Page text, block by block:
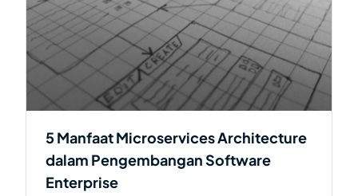
5 Manfaat Microservices Architecture
dalam Pengembangan Software
Enterprise